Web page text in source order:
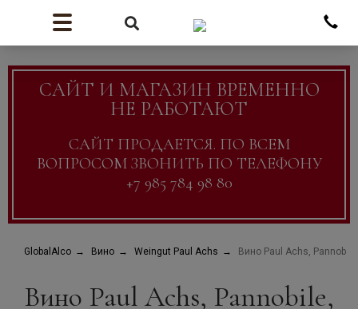
САЙТ И МАГАЗИН ВРЕМЕННО
НЕ РАБОТАЮТ
САЙТ ПРОДАЕТСЯ. ПО ВСЕМ
ВОПРОСОМ ЗВОНИТЬ ПО ТЕЛЕФОНУ
+7 985 784 98 80
GlobalAlco Вино Weingut Paul Achs Вино Paul Achs,
Вино Paul Achs, Pannobile,